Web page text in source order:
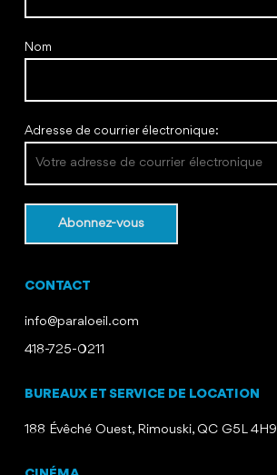
Nom
Adresse de courrier électronique:
CONTACT
info@paraloeil.com
418-725-0211
BUREAUX ET SERVICE DE LOCATION
188 Évêché Ouest, Rimouski, QC G5L 4H9